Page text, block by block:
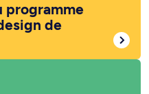
programme
de